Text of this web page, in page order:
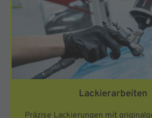
Lackierarbeiten
Präzise Lackierungen mit